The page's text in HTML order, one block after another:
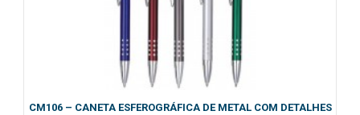
CM106 – CANETA ESFEROGRÁFICA DE METAL COM DETALHES